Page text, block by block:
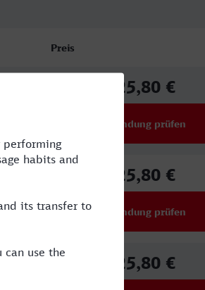
Preis
25,80 €
Verbindung prüfen
25,80 €
Verbindung prüfen
25,80 €